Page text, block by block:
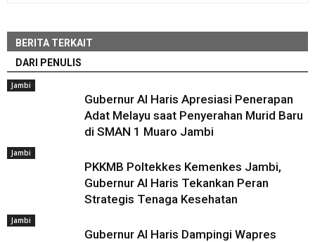
BERITA TERKAIT
DARI PENULIS
Jambi
Gubernur Al Haris Apresiasi Penerapan
Adat Melayu saat Penyerahan Murid Baru
di SMAN 1 Muaro Jambi
Jambi
PKKMB Poltekkes Kemenkes Jambi,
Gubernur Al Haris Tekankan Peran
Strategis Tenaga Kesehatan
Jambi
Gubernur Al Haris Dampingi Wapres